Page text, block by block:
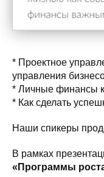
* Проектное
управления
* Личные финансы
* Как сделать
Наши спикеры
В рамках
«Программы